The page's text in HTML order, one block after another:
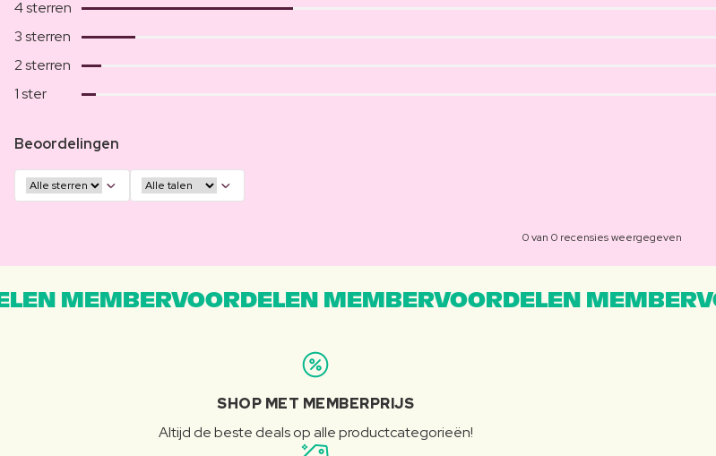
4 sterren
3 sterren
2 sterren
1 ster
Beoordelingen
0 van 0 recensies weergegeven
MEMBERVOORDELEN MEMBERVOORDELEN
SHOP MET MEMBERPRIJS
Altijd de beste deals op alle productcategorieën!